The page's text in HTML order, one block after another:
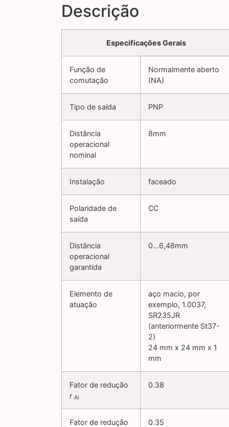
Descrição
Especificações Gerais
Função de
comutação
Normalmente aberto
(NA)
Tipo de saída PNP
Distância
operacional
nominal
8mm
Instalação faceado
Polaridade de
saída
CC
Distância
operacional
garantida
0…6,48mm
Elemento de
atuação
aço macio, por
exemplo, 1.0037,
SR235JR
(anteriormente St37-
2)
24 mm x 24 mm x 1
mm
Fator de redução
r Al
0.38
Fator de redução
0.35